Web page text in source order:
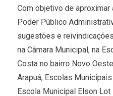
Com objetivo de
Poder Público
sugestões e
na Câmara Municipal, na
Costa no bairro Novo
Arapuá, Escolas
Escola Municipal Elson Lot